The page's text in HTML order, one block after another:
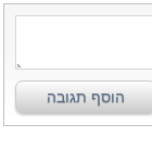
הוסף תגובה